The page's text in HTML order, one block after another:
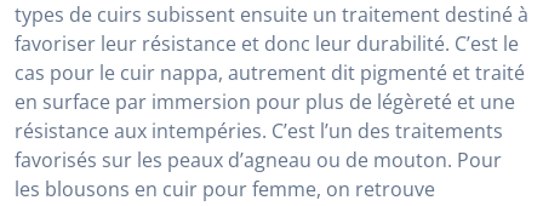
types de cuirs subissent ensuite un traitement destiné à
favoriser leur résistance et donc leur durabilité. C’est le
cas pour le cuir nappa, autrement dit pigmenté et traité
en surface par immersion pour plus de légèreté et une
résistance aux intempéries. C’est l’un des traitements
favorisés sur les peaux d’agneau ou de mouton. Pour
les blousons en cuir pour femme, on retrouve